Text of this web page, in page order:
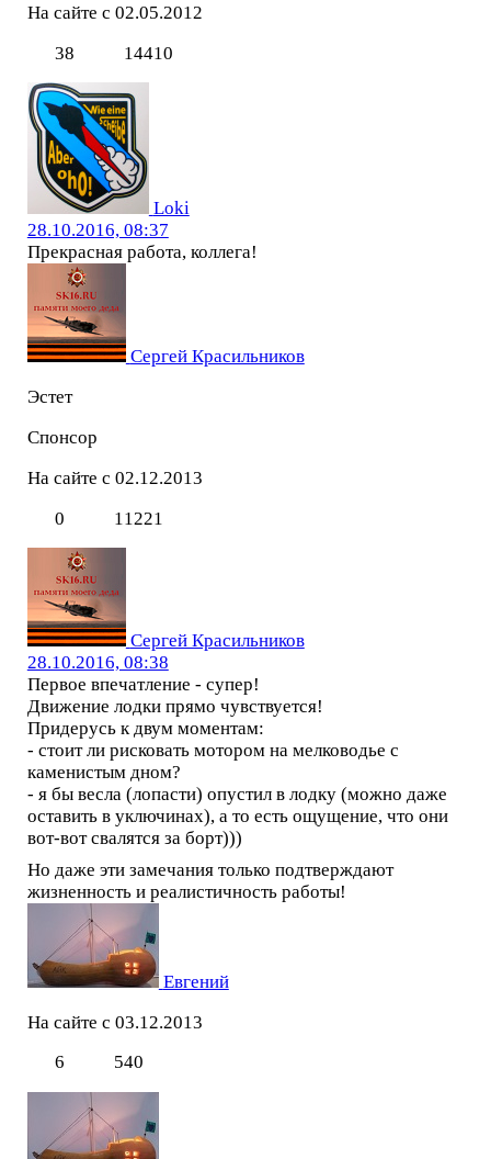
На сайте с 02.05.2012
38
14410
Loki
28.10.2016, 08:37
Прекрасная работа, коллега!
Сергей Красильников
Эстет
Спонсор
На сайте с 02.12.2013
0
11221
Сергей Красильников
28.10.2016, 08:38
Первое впечатление - супер!
Движение лодки прямо чувствуется!
Придерусь к двум моментам:
- стоит ли рисковать мотором на мелководье с
каменистым дном?
- я бы весла (лопасти) опустил в лодку (можно даже
оставить в уключинах), а то есть ощущение, что они
вот-вот свалятся за борт)))
Но даже эти замечания только подтверждают
жизненность и реалистичность работы!
Евгений
На сайте с 03.12.2013
6
540